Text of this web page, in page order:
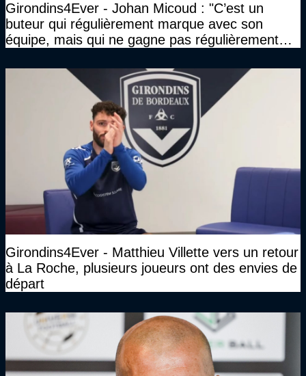
Girondins4Ever - Johan Micoud : "C’est un
buteur qui régulièrement marque avec son
équipe, mais qui ne gagne pas régulièrement
Girondins4Ever - Matthieu Villette vers un retour
à La Roche, plusieurs joueurs ont des envies de
départ